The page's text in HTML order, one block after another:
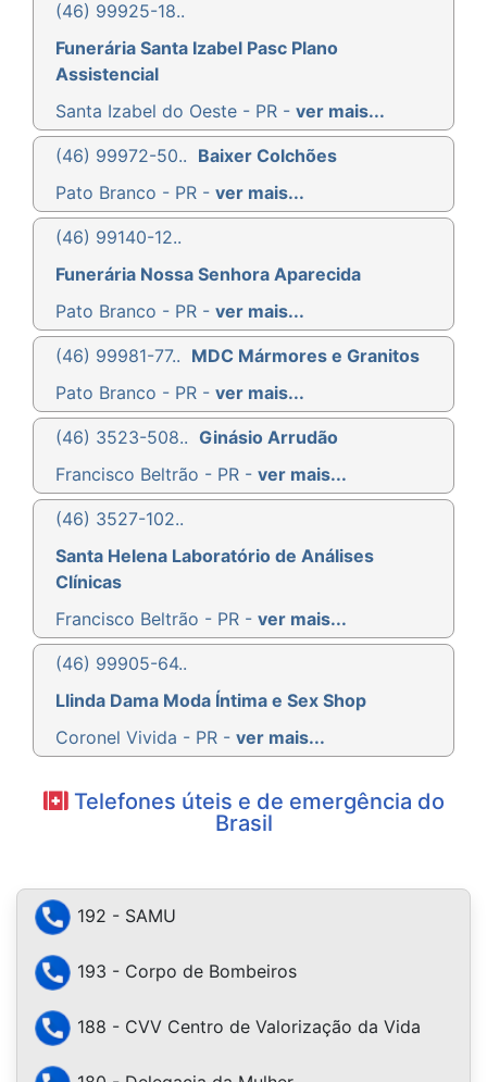
(46) 99925-18..
Funerária Santa Izabel Pasc Plano
Assistencial
Santa Izabel do Oeste - PR - ver mais...
(46) 99972-50.. Baixer Colchões
Pato Branco - PR - ver mais...
(46) 99140-12..
Funerária Nossa Senhora Aparecida
Pato Branco - PR - ver mais...
(46) 99981-77.. MDC Mármores e Granitos
Pato Branco - PR - ver mais...
(46) 3523-508.. Ginásio Arrudão
Francisco Beltrão - PR - ver mais...
(46) 3527-102..
Santa Helena Laboratório de Análises
Clínicas
Francisco Beltrão - PR - ver mais...
(46) 99905-64..
Llinda Dama Moda Íntima e Sex Shop
Coronel Vivida - PR - ver mais...
Telefones úteis e de emergência do
Brasil
192 - SAMU
193 - Corpo de Bombeiros
188 - CVV Centro de Valorização da Vida